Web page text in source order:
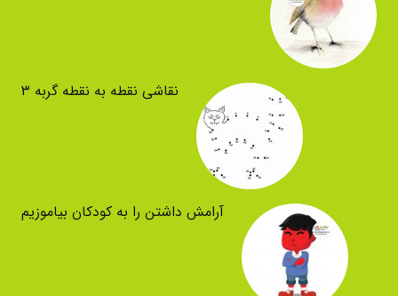
نقاشی نقطه به نقطه گربه ۳
آرامش داشتن را به کودکان بیاموزیم